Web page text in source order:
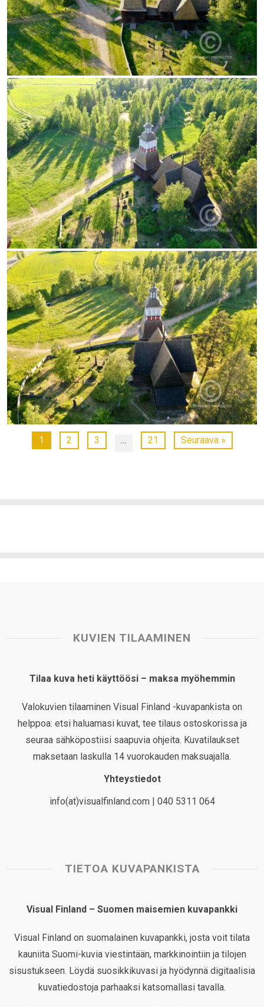
1 2 3 … 21 Seuraava »
KUVIEN TILAAMINEN
Tilaa kuva heti käyttöösi – maksa myöhemmin
Valokuvien tilaaminen Visual Finland -kuvapankista on
helppoa: etsi haluamasi kuvat, tee tilaus ostoskorissa ja
seuraa sähköpostiisi saapuvia ohjeita. Kuvatilaukset
maksetaan laskulla 14 vuorokauden maksuajalla.
Yhteystiedot
info(at)visualfinland.com | 040 5311 064
TIETOA KUVAPANKISTA
Visual Finland – Suomen maisemien kuvapankki
Visual Finland on suomalainen kuvapankki, josta voit tilata
kauniita Suomi-kuvia viestintään, markkinointiin ja tilojen
sisustukseen. Löydä suosikkikuvasi ja hyödynnä digitaalisia
kuvatiedostoja parhaaksi katsomallasi tavalla.